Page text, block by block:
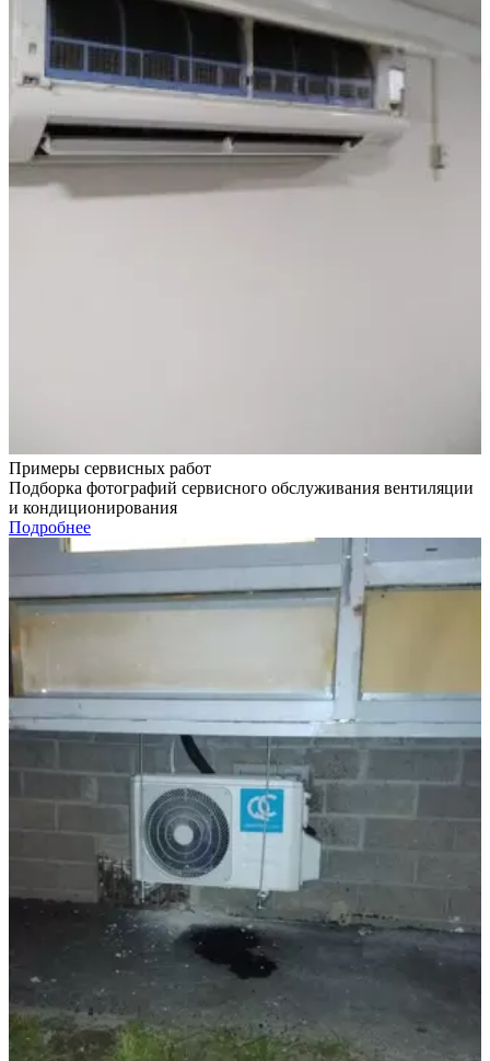
Примеры сервисных работ
Подборка фотографий сервисного обслуживания вентиляции
и кондиционирования
Подробнее